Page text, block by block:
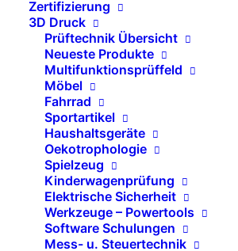
Zertifizierung
3D Druck
Prüftechnik Übersicht
Neueste Produkte
Multifunktionsprüffeld
Möbel
Fahrrad
Sportartikel
Haushaltsgeräte
Oekotrophologie
Spielzeug
Kinderwagenprüfung
Elektrische Sicherheit
Werkzeuge – Powertools
Software Schulungen
Mess- u. Steuertechnik
Category "Zug-Druck Prüfung manuell"
EN (PDF)